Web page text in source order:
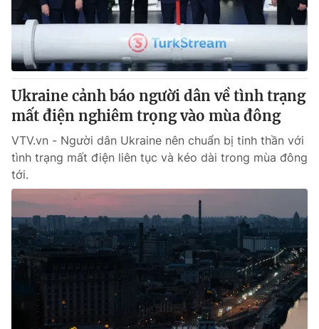
® Cấm sao chép dưới mọi hình thức nếu không có sự chấp
thuận bằng văn bản. Ghi rõ nguồn VTV.vn khi phát hành lại
thông tin từ website này.
Ukraine cảnh báo người dân về tình trạng
mất điện nghiêm trọng vào mùa đông
VTV.vn - Người dân Ukraine nên chuẩn bị tinh thần với
tình trạng mất điện liên tục và kéo dài trong mùa đông
tới.